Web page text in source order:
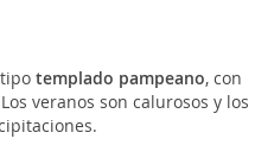
templado pampeano, con
veranos son calurosos y los